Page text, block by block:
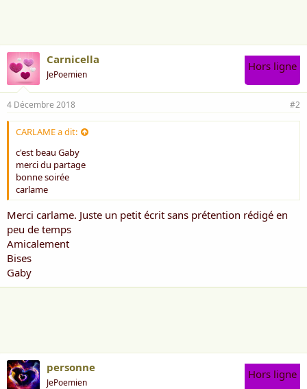
Carnicella
JePoemien
Hors ligne
4 Décembre 2018 #2
CARLAME a dit:
c'est beau Gaby
merci du partage
bonne soirée
carlame
Merci carlame. Juste un petit écrit sans prétention rédigé en
peu de temps
Amicalement
Bises
Gaby
personne
JePoemien
Hors ligne